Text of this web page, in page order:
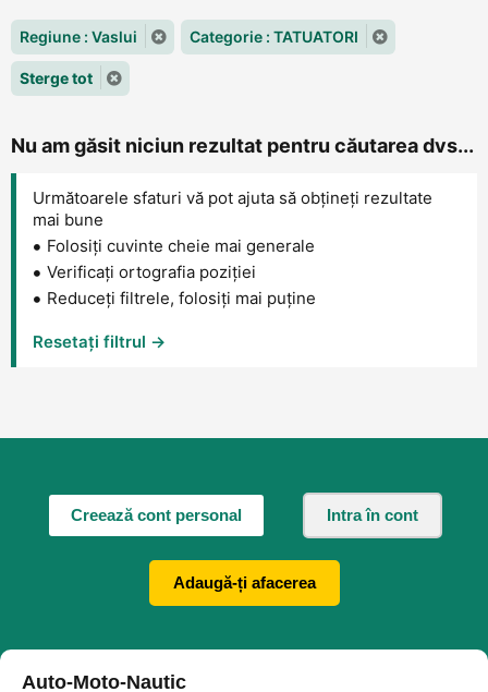
Regiune : Vaslui Categorie : TATUATORI
Sterge tot
Nu am găsit niciun rezultat pentru căutarea dvs...
Următoarele sfaturi vă pot ajuta să obțineți rezultate
mai bune
Folosiți cuvinte cheie mai generale
Verificați ortografia poziției
Reduceți filtrele, folosiți mai puține
Resetați filtrul →
Creează cont personal Intra în cont
Adaugă-ți afacerea
Auto-Moto-Nautic